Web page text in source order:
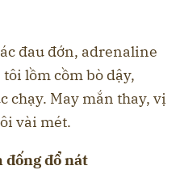
đau đớn, adrenaline
tôi lồm cồm bò dậy,
chạy. May mắn thay, vị
vài mét.
đổ nát